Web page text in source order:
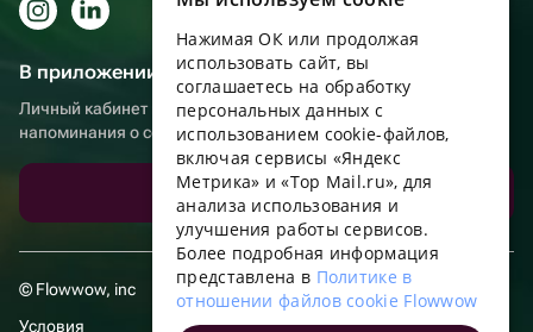
В приложении еще удобнее!
Личный кабинет получателя, больше бонусов за покупки и
напоминания о событиях
Скачать приложение
© Flowwow, inc
Условия
ENGLISH
UKRAINIAN
PORTUGUESE
FRENCH
TURKISH
Нажимая ОК или продолжая
использовать сайт, вы
соглашаетесь на обработку
персональных данных с
использованием cookie-файлов,
включая сервисы «Яндекс
Метрика» и «Top Mail.ru», для
анализа использования и
улучшения работы сервисов.
Более подробная информация
представлена в Политике в
отношении файлов cookie Flowwow